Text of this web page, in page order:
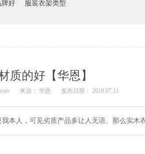
牌好 服装衣架类型
质的好【华恩】
来源： 华恩 发布日期： 2019.07.11
本人，可见劣质产品多让人无语。那么实木